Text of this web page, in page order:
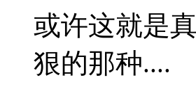
或许这就是
狠的那种....